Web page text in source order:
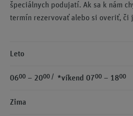
špeciálnych podujatí. Ak sa k nám
termín rezervovať alebo si overiť, či
Leto
0600 – 2000 / *víkend 0700 – 1800
Zima